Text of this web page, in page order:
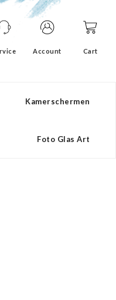
Account Cart
Kamerschermen
Foto Glas Art